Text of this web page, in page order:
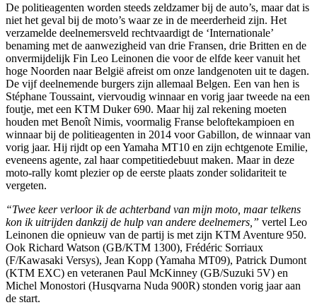
De politieagenten worden steeds zeldzamer bij de auto’s, maar dat is
niet het geval bij de moto’s waar ze in de meerderheid zijn. Het
verzamelde deelnemersveld rechtvaardigt de ‘Internationale’
benaming met de aanwezigheid van drie Fransen, drie Britten en de
onvermijdelijk Fin Leo Leinonen die voor de elfde keer vanuit het
hoge Noorden naar België afreist om onze landgenoten uit te dagen.
De vijf deelnemende burgers zijn allemaal Belgen. Een van hen is
Stéphane Toussaint, viervoudig winnaar en vorig jaar tweede na een
foutje, met een KTM Duker 690. Maar hij zal rekening moeten
houden met Benoît Nimis, voormalig Franse beloftekampioen en
winnaar bij de politieagenten in 2014 voor Gabillon, de winnaar van
vorig jaar. Hij rijdt op een Yamaha MT10 en zijn echtgenote Emilie,
eveneens agente, zal haar competitiedebuut maken. Maar in deze
moto-rally komt plezier op de eerste plaats zonder solidariteit te
vergeten.
“Twee keer verloor ik de achterband van mijn moto, maar telkens
kon ik uitrijden dankzij de hulp van andere deelnemers,” vertel Leo
Leinonen die opnieuw van de partij is met zijn KTM Aventure 950.
Ook Richard Watson (GB/KTM 1300), Frédéric Sorriaux
(F/Kawasaki Versys), Jean Kopp (Yamaha MT09), Patrick Dumont
(KTM EXC) en veteranen Paul McKinney (GB/Suzuki 5V) en
Michel Monostori (Husqvarna Nuda 900R) stonden vorig jaar aan
de start.